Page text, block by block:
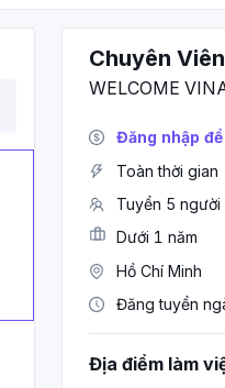
Chuyên
WELCOME
Đăng nhập
Toàn thời gian
Tuyển 5 người
Dưới 1 năm
Hồ Chí Minh
Đăng tuyển
Địa điểm làm